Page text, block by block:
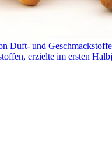
Duft- und
erzielte im ersten